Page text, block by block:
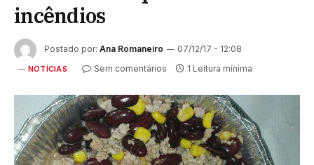
incêndios
Postado por: Ana Romaneiro 07/12/17 - 12:08
NOTÍCIAS Sem comentários 1 Leitura mínima